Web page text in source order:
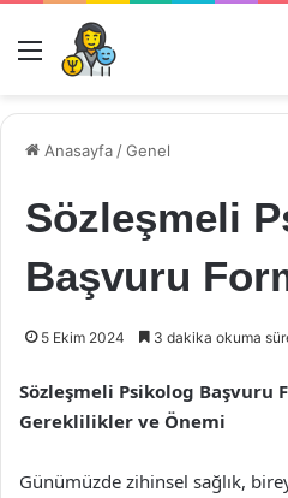
Menü
Anasayfa /Genel
Sözleşmeli
Başvuru
5 Ekim 2024 3 dakika okuma
Sözleşmeli Psikolog Başvuru
Gereklilikler ve Önemi
Günümüzde zihinsel sağlık,